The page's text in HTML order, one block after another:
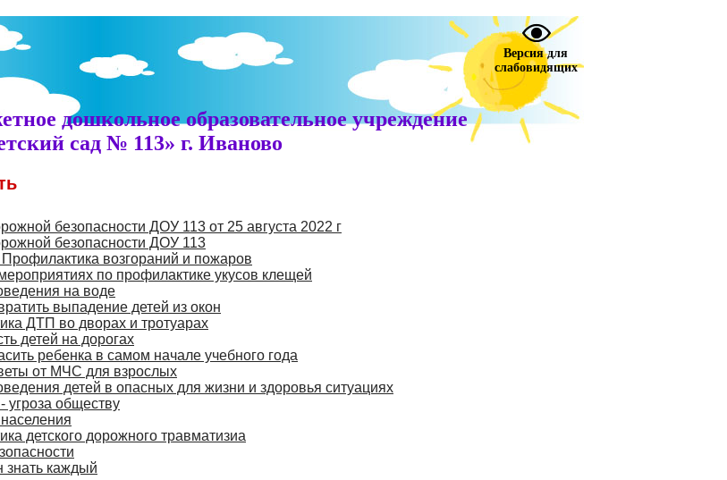
Версия для
слабовидящих
дошкольное образовательное учреждение
сад № 113» г. Иваново
безопасности ДОУ 113 от 25 августа 2022 г
безопасности ДОУ 113
возгораний и пожаров
по профилактике укусов клещей
на воде
выпадение детей из окон
ДТП во дворах и тротуарах
детей на дорогах
ребенка в самом начале учебного года
от МЧС для взрослых
детей в опасных для жизни и здоровья ситуациях
угроза обществу
детского дорожного травматизиа
знать каждый